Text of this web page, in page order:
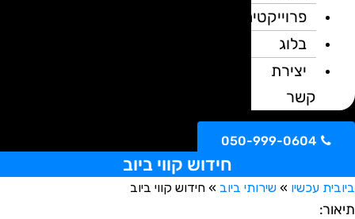
פרוייקטים
בלוג
יצירת
קשר
050-999-0604
חידוש קווי ביוב
עכשיו»שירותי ביוב»חידוש קווי ביוב